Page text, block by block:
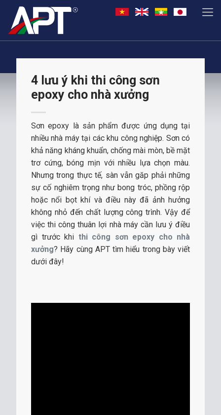
4 lưu ý khi thi công sơn
epoxy cho nhà xưởng
Sơn epoxy là sản phẩm được ứng dụng tại
nhiều nhà máy tại các khu công nghiệp. Sơn có
khả năng kháng khuẩn, chống mài mòn, bề mặt
trơ cứng, bóng mịn với nhiều lựa chọn màu.
Nhưng trong thực tế, sàn vẫn găp phải những
sự cố nghiêm trọng như bong tróc, phồng rộp
hoặc nổi bọt khí và điều này đã ảnh hưởng
không nhỏ đến chất lượng công trình. Vậy để
việc thi công thuân lợi nhà máy cần lưu ý điều
gì trước khi thi công sơn epoxy cho nhà
xưởng? Hãy cùng APT tìm hiểu trong bày viết
dưới đây!